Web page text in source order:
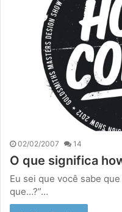
02/02/2007 14
O que significa
Eu sei que você sabe
que…?”…